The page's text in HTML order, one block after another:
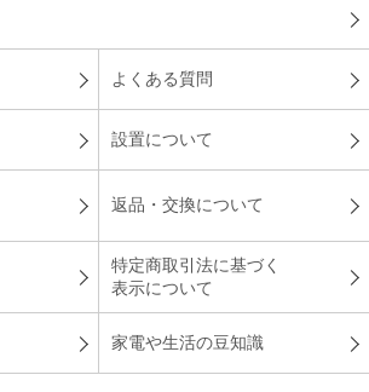
よくある質問
設置について
返品・交換について
特定商取引法に基づく
表示について
家電や生活の豆知識